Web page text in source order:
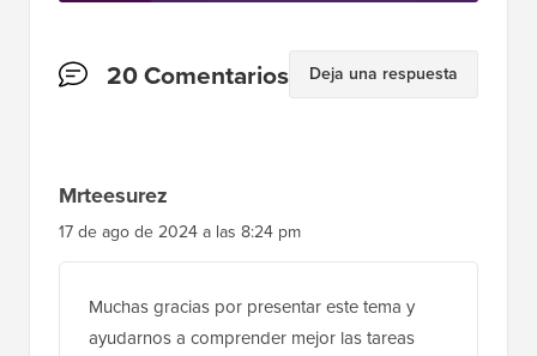
Interacciones
20 Comentarios Deja una respuesta
Mrteesurez
17 de ago de 2024 a las 8:24 pm
Muchas gracias por presentar este tema y
ayudarnos a comprender mejor las tareas